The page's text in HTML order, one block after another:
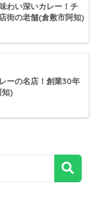
わい深いカレー！チ
街の老舗(倉敷市阿知)
ーの名店！創業30年
知)